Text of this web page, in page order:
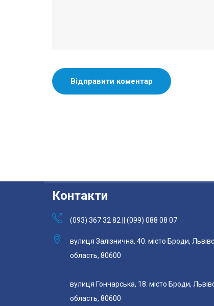
Контакти
(093) 367 32 82 || (099) 088 08 07
вулиця Залізнична, 40. місто Броди,
область, 80600
вулиця Гончарська, 18. місто Броди,
область, 80600